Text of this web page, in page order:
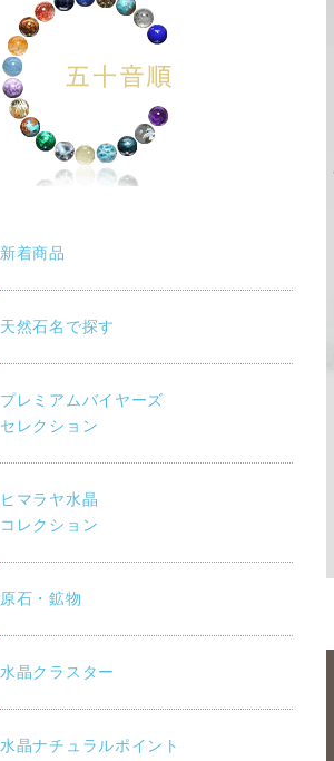
新着商品
天然石名で探す
プレミアムバイヤーズ
セレクション
ヒマラヤ水晶
コレクション
原石・鉱物
水晶クラスター
水晶ナチュラルポイント